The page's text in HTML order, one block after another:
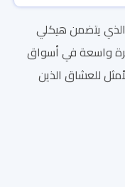
السيارة بتصميمها الكلاسيكي الذي يتضمن هيكلي
واسعة في أسواق
للعشاق الذين